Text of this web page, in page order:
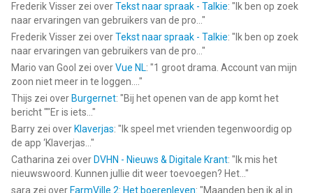
Frederik Visser zei overTekst naar spraak - Talkie: " Ik ben op zoek
naar ervaringen van gebruikers van de pro... "
Frederik Visser zei overTekst naar spraak - Talkie: " Ik ben op zoek
naar ervaringen van gebruikers van de pro... "
Mario van Gool zei overVue NL: "1 groot drama. Account van mijn
zoon niet meer in te loggen.... "
Thijs zei over Burgernet: "Bij het openen van de app komt het
bericht ""Er is iets... "
Barry zei over Klaverjas: " Ik speel met vrienden tegenwoordig op
de app ‘Klaverjas... "
Catharina zei over DVHN - Nieuws & Digitale Krant: " Ik mis het
nieuwswoord. Kunnen jullie dit weer toevoegen? Het... "
sara zei over FarmVille 2: Het boerenleven: "Maanden ben ik al in